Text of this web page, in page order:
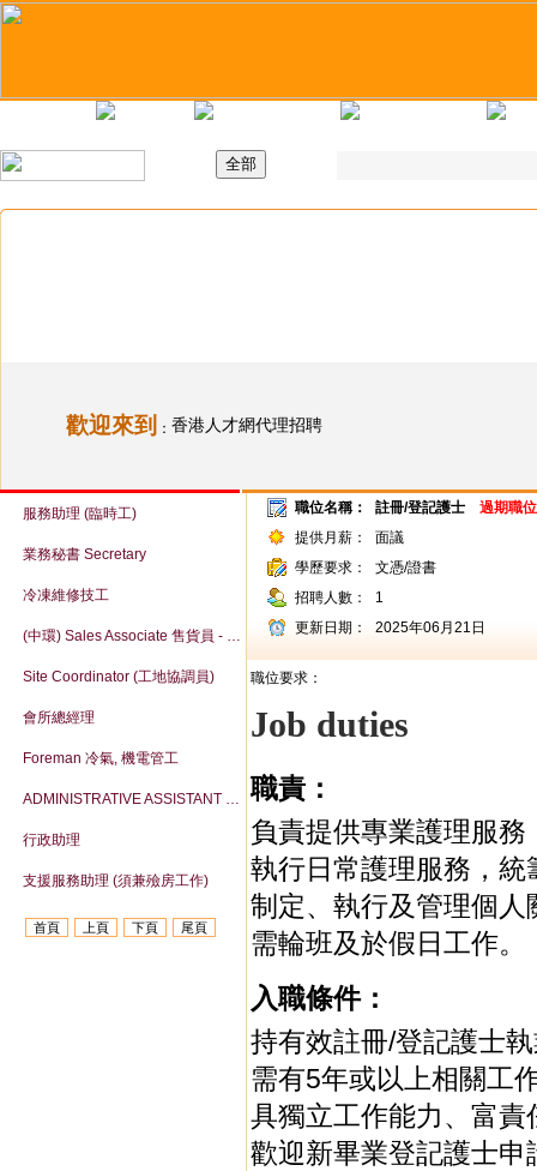
歡迎來到 ： 香港人才網代理招聘
服務助理 (臨時工)
業務秘書 Secretary
冷凍維修技工
(中環) Sales Associate 售貨員 - Calvin Klein Underwear
Site Coordinator (工地協調員)
會所總經理
Foreman 冷氣, 機電管工
ADMINISTRATIVE ASSISTANT (ACCOUNTS) 行政助理（會計）
行政助理
支援服務助理 (須兼殮房工作)
首頁 上頁 下頁 尾頁
職位名稱： 註冊/登記護士
過期職位
提供月薪：
面議
學歷要求：
文憑/證書
招聘人數：
1
更新日期：
2025年06月21日
職位要求：
Job duties
職責：
負責提供專業護理服
執行日常護理服務，統
制定、執行及管理個人
需輪班及於假日工作。
入職條件：
持有效註冊/登記護士
需有5年或以上相關工
具獨立工作能力、富
歡迎新畢業登記護士申